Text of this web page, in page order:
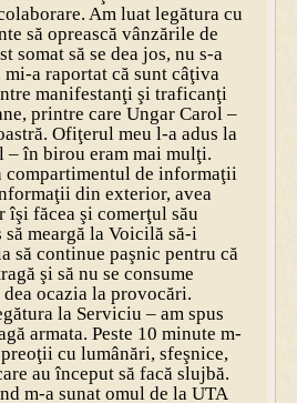
Am luat legătura cu
să oprească vânzările de
somat să se dea jos, nu s-a
a raportat că sunt câţiva
manifestanţi şi traficanţi
printre care Ungar Carol –
Ofiţerul meu l-a adus la
– în birou eram mai mulţi.
compartimentul de informaţii
din exterior, avea
îşi făcea şi comerţul său
meargă la Voicilă să-i
să continue paşnic pentru că
şi să nu se consume
ocazia la provocări.
la Serviciu – am spus
armata. Peste 10 minute m-
cu lumânări, sfeşnice,
au început să facă slujbă.
m-a sunat omul de la UTA